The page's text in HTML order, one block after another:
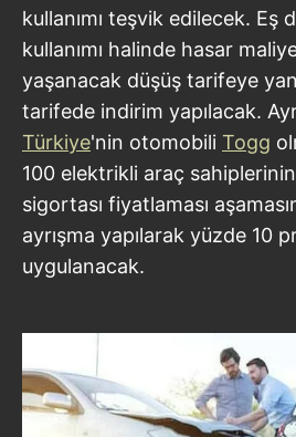
kullanımı teşvik edilecek. Eş
kullanımı halinde hasar
yaşanacak düşüş tarifeye
tarifede indirim yapılacak.
Türkiye'nin otomobili Togg
100 elektrikli araç
sigortası fiyatlaması
ayrışma yapılarak yüzde 10
uygulanacak.